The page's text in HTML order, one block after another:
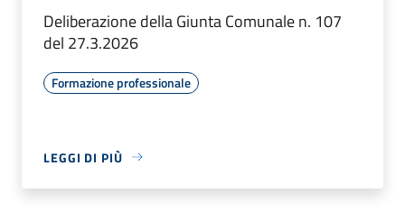
Deliberazione della Giunta Comunale n. 107
del 27.3.2026
Formazione professionale
LEGGI DI PIÙ